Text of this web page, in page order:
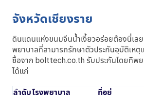
จังหวัดเชียงราย
ดินแดนแห่งขนมจีนน้ำเงี้ยวอร่อยต้องนี่เลย
พยาบาลที่สามารถรักษาตัวประกันอุบัติเหตุ
ซื้อจาก bolttech.co.th รับประกันโดยทิพ
ได้แก่
ลำดับโรงพยาบาล ที่อยู่